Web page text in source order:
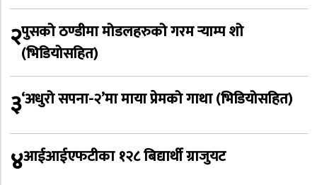
२पुसको ठण्डीमा मोडलहरुको गरम र्‍याम्प शो
(भिडियोसहित)
३‘अधुरो सपना-२’मा माया प्रेमको गाथा (भिडियोसहित)
४आईआईएफटीका १२८ बिद्यार्थी ग्राजुयट